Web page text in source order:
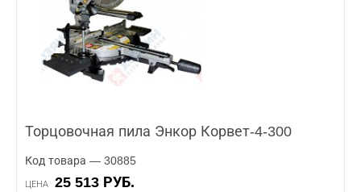
Торцовочная пила Энкор Корвет-4-300
Код товара — 30885
ЦЕНА 25 513 РУБ.